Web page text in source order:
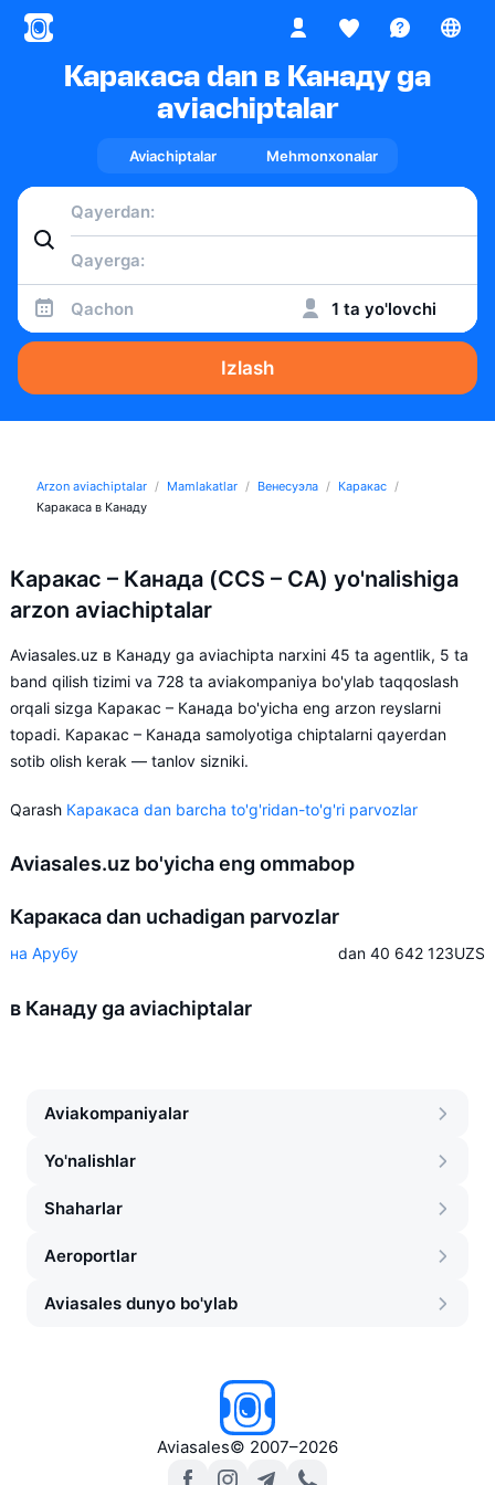
Каракаса dan в Канаду ga
aviachiptalar
Aviachiptalar Mehmonxonalar
Qachon 1 ta yo'lovchi
Izlash
Arzon aviachiptalar Mamlakatlar Венесуэла
Каракас
Каракаса в Канаду
Каракас – Канада (CCS – CA) yo'nalishiga
arzon aviachiptalar
Aviasales.uz в Канаду ga aviachipta narxini 45 ta agentlik, 5 ta
band qilish tizimi va 728 ta aviakompaniya bo'ylab taqqoslash
orqali sizga Каракас – Канада bo'yicha eng arzon reyslarni
topadi. Каракас – Канада samolyotiga chiptalarni qayerdan
sotib olish kerak — tanlov sizniki.
Qarash Каракаса dan barcha to'g'ridan-to'g'ri parvozlar
Aviasales.uz bo'yicha eng ommabop
Каракаса dan uchadigan parvozlar
на Арубу dan 40 642 123UZS
в Канаду ga aviachiptalar
Aviakompaniyalar
Yo'nalishlar
Shaharlar
Aeroportlar
Aviasales dunyo bo'ylab
Aviasales© 2007–2026